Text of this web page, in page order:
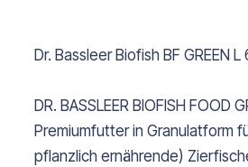
Dr. Bassleer Biofish BF GREEN L
DR. BASSLEER BIOFISH FOOD
Premiumfutter in Granulatform
pflanzlich ernährende)